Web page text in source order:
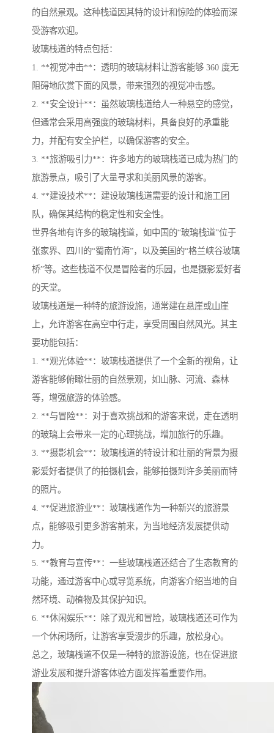
的自然景观。这种栈道因其特的设计和惊险的体验而深
受游客欢迎。
玻璃栈道的特点包括：
1. **视觉冲击**：透明的玻璃材料让游客能够 360 度无
阻碍地欣赏下面的风景，带来强烈的视觉冲击感。
2. **安全设计**：虽然玻璃栈道给人一种悬空的感觉，
但通常会采用高强度的玻璃材料，具备良好的承重能
力，并配有安全护栏，以确保游客的安全。
3. **旅游吸引力**：许多地方的玻璃栈道已成为热门的
旅游景点，吸引了大量寻求和美丽风景的游客。
4. **建设技术**：建设玻璃栈道需要的设计和施工团
队，确保其结构的稳定性和安全性。
世界各地有许多的玻璃栈道，如中国的“玻璃栈道”位于
张家界、四川的“蜀南竹海”，以及美国的“格兰峡谷玻璃
桥”等。这些栈道不仅是冒险者的乐园，也是摄影爱好者
的天堂。
玻璃栈道是一种特的旅游设施，通常建在悬崖或山崖
上，允许游客在高空中行走，享受周围自然风光。其主
要功能包括：
1. **观光体验**：玻璃栈道提供了一个全新的视角，让
游客能够俯瞰壮丽的自然景观，如山脉、河流、森林
等，增强旅游的体验感。
2. **与冒险**：对于喜欢挑战和的游客来说，走在透明
的玻璃上会带来一定的心理挑战，增加旅行的乐趣。
3. **摄影机会**：玻璃栈道的特设计和壮丽的背景为摄
影爱好者提供了的拍摄机会，能够拍摄到许多美丽而特
的照片。
4. **促进旅游业**：玻璃栈道作为一种新兴的旅游景
点，能够吸引更多游客前来，为当地经济发展提供动
力。
5. **教育与宣传**：一些玻璃栈道还结合了生态教育的
功能，通过游客中心或导览系统，向游客介绍当地的自
然环境、动植物及其保护知识。
6. **休闲娱乐**：除了观光和冒险，玻璃栈道还可作为
一个休闲场所，让游客享受漫步的乐趣，放松身心。
总之，玻璃栈道不仅是一种特的旅游设施，也在促进旅
游业发展和提升游客体验方面发挥着重要作用。